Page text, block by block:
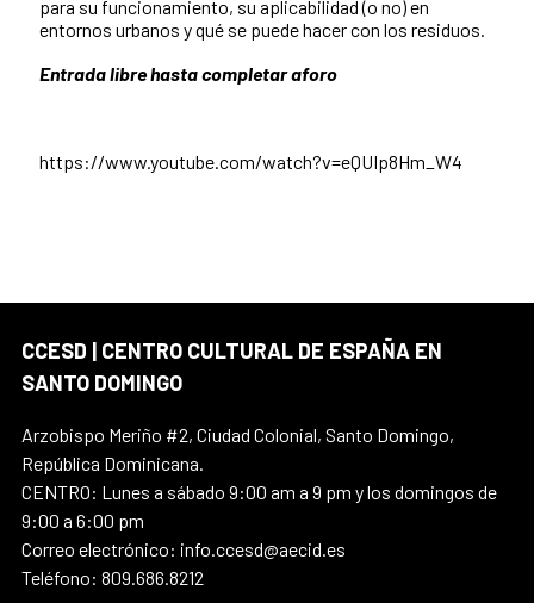
para su funcionamiento, su aplicabilidad (o no) en
entornos urbanos y qué se puede hacer con los residuos.
Entrada libre hasta completar aforo
https://www.youtube.com/watch?v=eQUIp8Hm_W4
CCESD | CENTRO CULTURAL DE ESPAÑA EN
SANTO DOMINGO
Arzobispo Meriño #2, Ciudad Colonial, Santo Domingo,
República Dominicana.
CENTRO: Lunes a sábado 9:00 am a 9 pm y los domingos de
9:00 a 6:00 pm
Correo electrónico: info.ccesd@aecid.es
Teléfono: 809.686.8212